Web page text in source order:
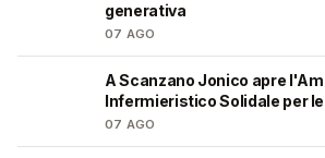
generativa
07 AGO
A Scanzano Jonico apre
Infermieristico Solidale per
07 AGO